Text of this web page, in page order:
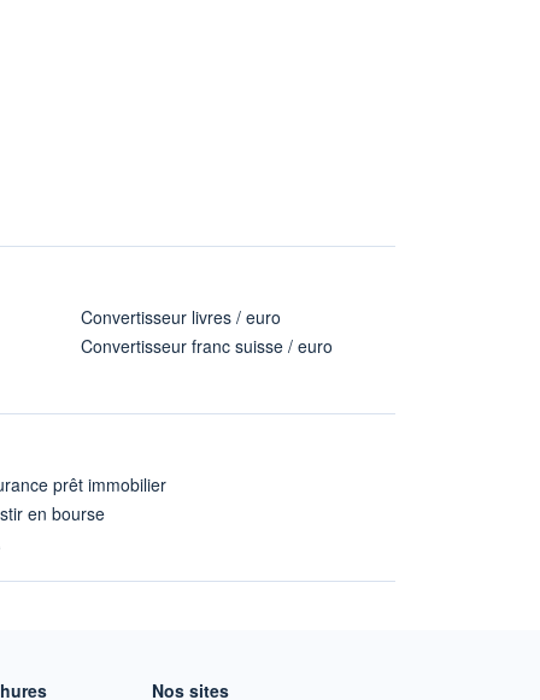
Convertisseur livres / euro
Convertisseur franc suisse / euro
prêt immobilier
en bourse
Nos sites